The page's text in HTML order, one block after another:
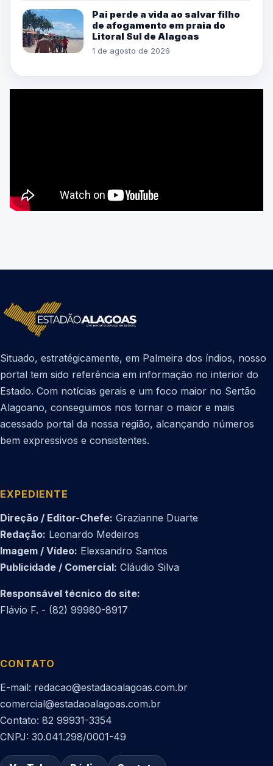
Pai perde a vida ao salvar filho
de afogamento em praia do
Litoral Sul de Alagoas
1 de agosto de 2026
Situado, estratégicamente, em Palmeira dos índios, nosso
portal tem sido referência em informação no interior do
Estado. Com notícias gerais e um foco maior no Sertão
Alagoano, conseguimos nos tornar o maior e mais
acessado portal da nossa região, alcançando números
bem expressivos e consistentes.
EXPEDIENTE
Direção / Editor-Chefe: Grazianne Duarte
Redação: Leonardo Medeiros
Imagem / Vídeo: Elexsandro Santos
Publicidade / Comercial: Cláudio Silva
Responsável técnico do site:
Flávio F. - (82) 99980-8917
CONTATO
E-mail: redacao@estadaoalagoas.com.br
comercial@estadaoalagoas.com.br
Contato: 82 99931-3354
CNPJ: 30.041.298/0001-49